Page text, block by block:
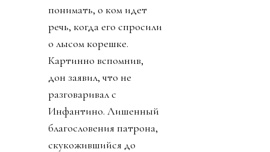
понимать, о ком идет
речь, когда его спросили
о лысом корешке.
Картинно вспомнив,
дон заявил, что не
разговаривал с
Инфантино. Лишенный
благословения патрона,
скукожившийся до